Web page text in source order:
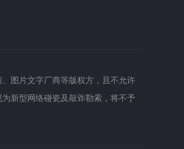
图片文字厂商等版权方，且不允许
新型网络碰瓷及敲诈勒索，将不予